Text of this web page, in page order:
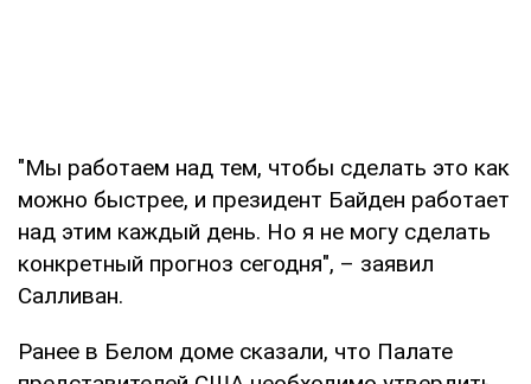
"Мы работаем над тем, чтобы сделать это как
можно быстрее, и президент Байден работает
над этим каждый день. Но я не могу сделать
конкретный прогноз сегодня", – заявил
Салливан.
Ранее в Белом доме сказали, что Палате